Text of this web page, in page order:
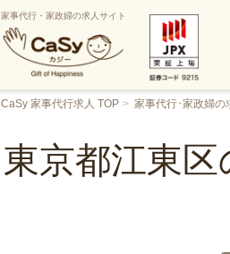
家事代行・家政婦の求人サイト
CaSy 家事代行求人 TOP 家事代行･家政婦の
東京都江東